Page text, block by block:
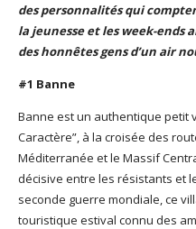
la Femme
Mar 06, 2017 |No Money
Kids s’offre un clip très
Mar 02, 2017 |Sacré nom
d’une pipe !
des personnalités qui
la jeunesse et les week-ends
des honnêtes gens d’un air
#1 Banne
Banne est un authentique petit
Caractère”, à la croisée des
Méditerranée et le Massif
décisive entre les résistants et
seconde guerre mondiale, ce
touristique estival connu des